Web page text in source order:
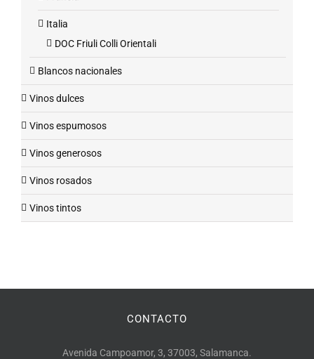
Italia
DOC Friuli Colli Orientali
Blancos nacionales
Vinos dulces
Vinos espumosos
Vinos generosos
Vinos rosados
Vinos tintos
CONTACTO
Avenida Campoamor, 3, 37003, Salamanca.